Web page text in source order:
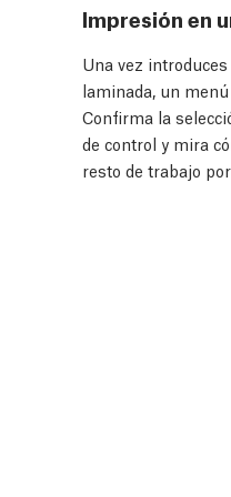
Impresión en
Una vez
laminada, un
Confirma la
de control y mira
resto de trabajo por